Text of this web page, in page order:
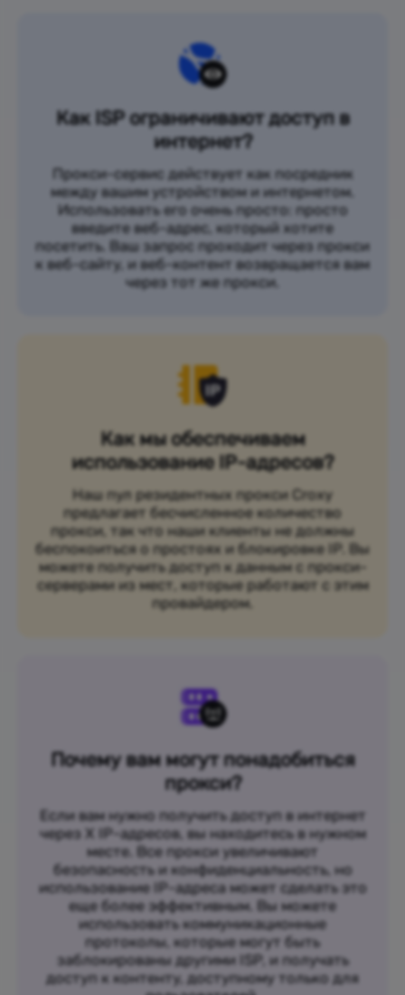
Как ISP ограничивают доступ в
интернет?
Прокси-сервис действует как посредник
между вашим устройством и интернетом.
Использовать его очень просто: просто
введите веб-адрес, который хотите
посетить. Ваш запрос проходит через прокси
к веб-сайту, и веб-контент возвращается вам
через тот же прокси.
Как мы обеспечиваем
использование IP-адресов?
Наш пул резидентных прокси Croxy
предлагает бесчисленное количество
прокси, так что наши клиенты не должны
беспокоиться о простоях и блокировке IP. Вы
можете получить доступ к данным с прокси-
серверами из мест, которые работают с этим
провайдером.
Почему вам могут понадобиться
прокси?
Если вам нужно получить доступ в интернет
через X IP-адресов, вы находитесь в нужном
месте. Все прокси увеличивают
безопасность и конфиденциальность, но
использование IP-адреса может сделать это
еще более эффективным. Вы можете
использовать коммуникационные
протоколы, которые могут быть
заблокированы другими ISP, и получать
доступ к контенту, доступному только для